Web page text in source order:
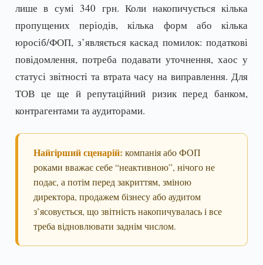
лише в сумі 340 грн. Коли накопичується кілька
пропущених періодів, кілька форм або кілька
юросіб/ФОП, з’являється каскад помилок: податкові
повідомлення, потреба подавати уточнення, хаос у
статусі звітності та втрата часу на виправлення. Для
ТОВ це ще й репутаційний ризик перед банком,
контрагентами та аудиторами.
Найгірший сценарій: компанія або ФОП
роками вважає себе “неактивною”, нічого не
подає, а потім перед закриттям, зміною
директора, продажем бізнесу або аудитом
з’ясовується, що звітність накопичувалась і все
треба відновлювати заднім числом.